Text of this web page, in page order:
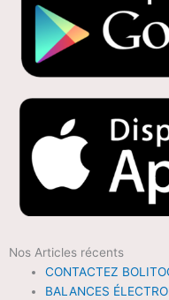
Nos Articles récents
CONTACTEZ
BALANCES